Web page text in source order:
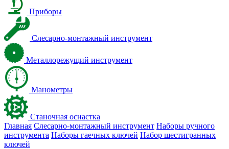
Приборы
Слесарно-монтажный инструмент
Металлорежущий инструмент
Манометры
Станочная оснастка
Главная Слесарно-монтажный инструмент Наборы ручного
инструмента Наборы гаечных ключей Набор шестигранных
ключей